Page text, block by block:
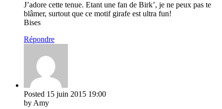
J’adore cette tenue. Etant une fan de Birk’, je ne peux pas te
blâmer, surtout que ce motif girafe est ultra fun!
Bises
Répondre
Posted 15 juin 2015 19:00
by Amy